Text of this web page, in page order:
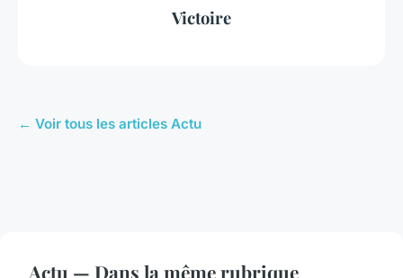
Victoire
← Voir tous les articles Actu
Actu — Dans la même rubrique